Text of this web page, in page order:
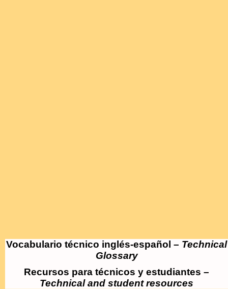
Vocabulario técnico inglés-español – Technical
Glossary
Recursos para técnicos y estudiantes –
Technical and student resources